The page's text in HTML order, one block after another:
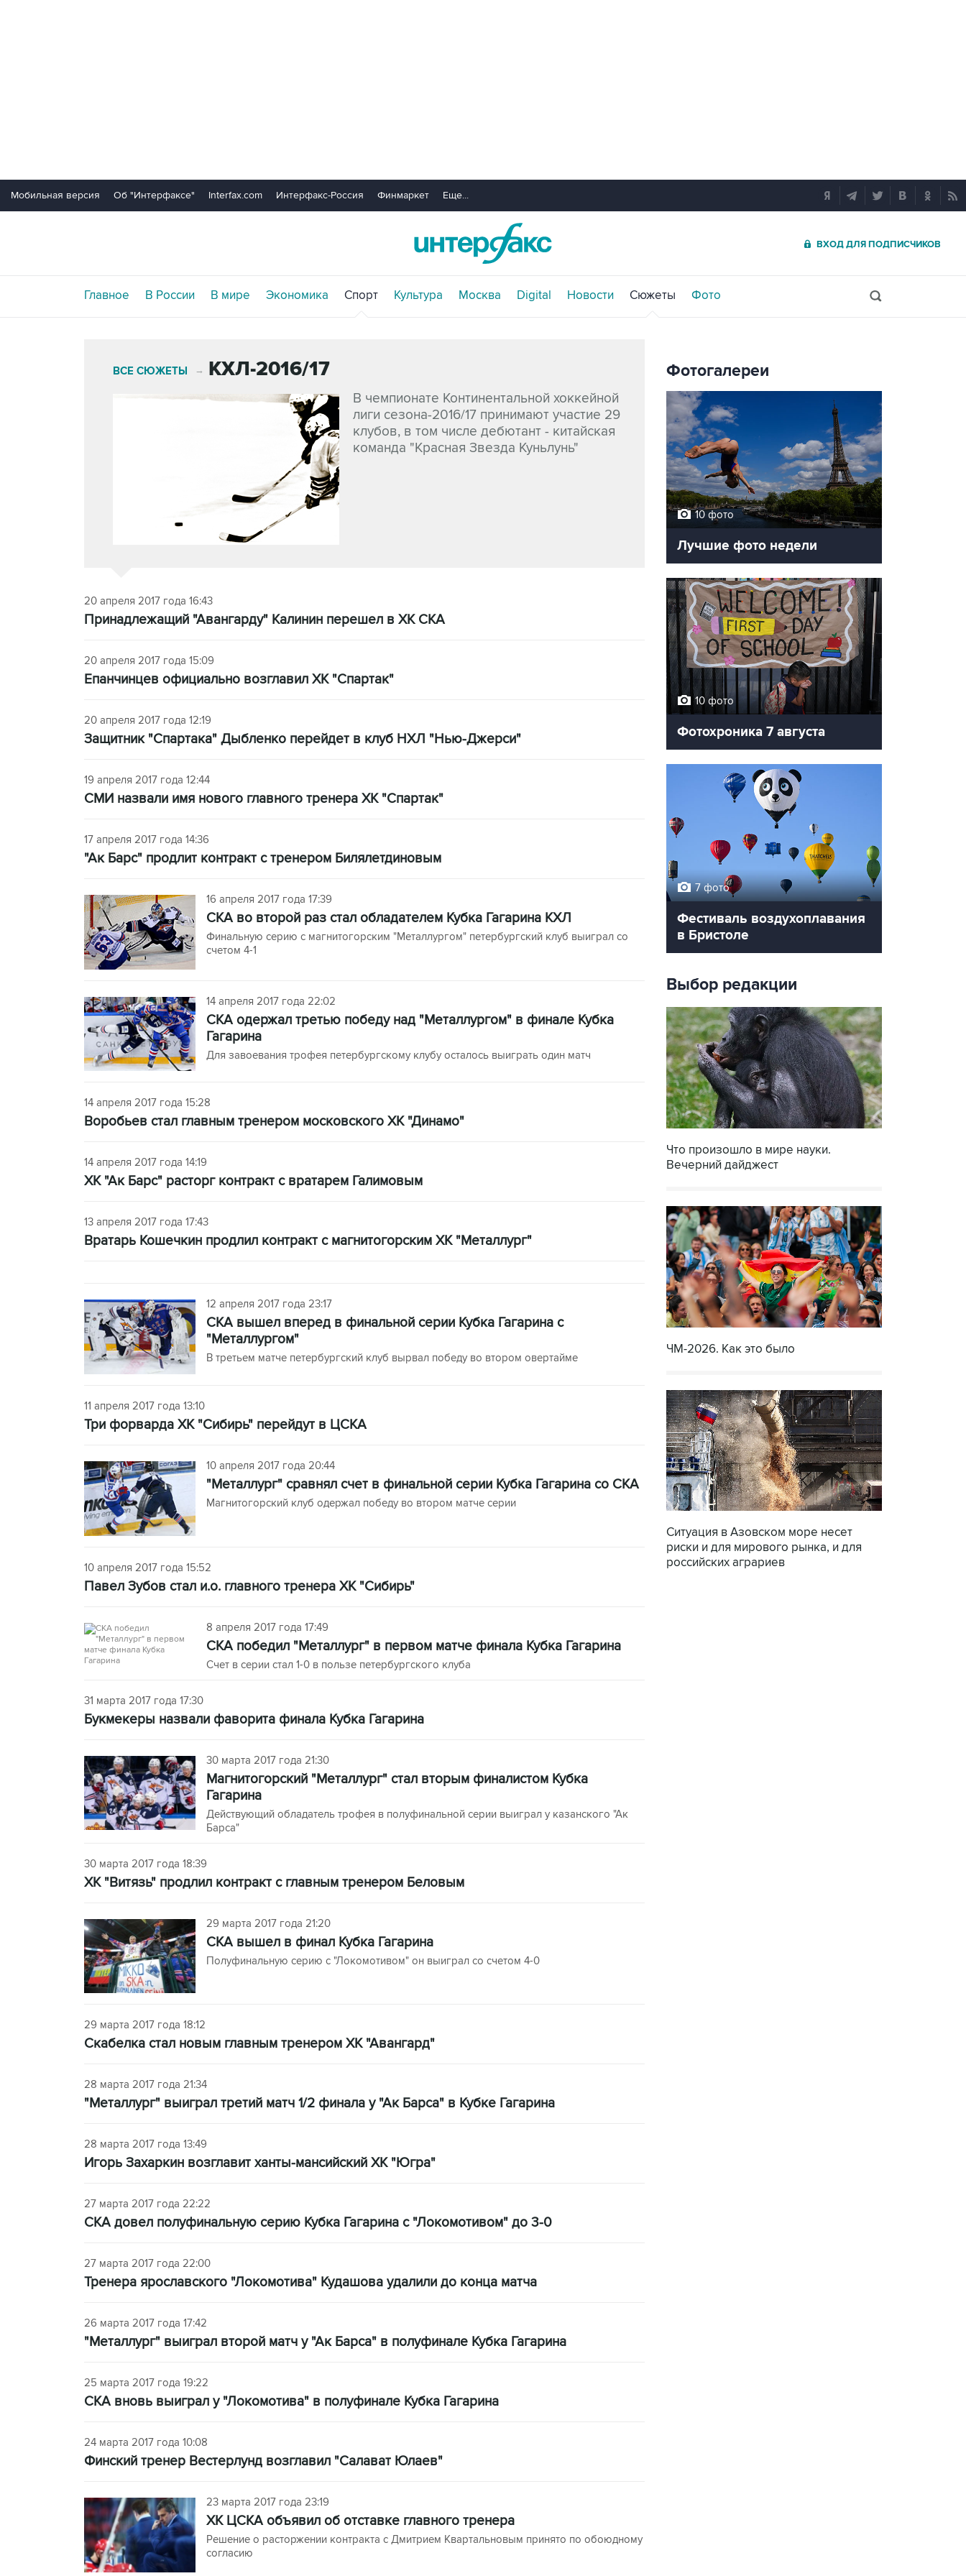
Мобильная версия Об "Интерфаксе" Interfax.com Интерфакс-Россия Финмаркет Еще...
ВХОД ДЛЯ ПОДПИСЧИКОВ
Главное В России В мире Экономика Спорт Культура Москва Digital Новости Сюжеты Фото
ВСЕ СЮЖЕТЫ → КХЛ-2016/17
В чемпионате Континентальной хоккейной
лиги сезона-2016/17 принимают участие 29
клубов, в том числе дебютант - китайская
команда "Красная Звезда Куньлунь"
20 апреля 2017 года 16:43
Принадлежащий "Авангарду" Калинин перешел в ХК СКА
20 апреля 2017 года 15:09
Епанчинцев официально возглавил ХК "Спартак"
20 апреля 2017 года 12:19
Защитник "Спартака" Дыбленко перейдет в клуб НХЛ "Нью-Джерси"
19 апреля 2017 года 12:44
СМИ назвали имя нового главного тренера ХК "Спартак"
17 апреля 2017 года 14:36
"Ак Барс" продлит контракт с тренером Билялетдиновым
16 апреля 2017 года 17:39
СКА во второй раз стал обладателем Кубка Гагарина КХЛ
Финальную серию с магнитогорским "Металлургом" петербургский клуб выиграл со
счетом 4-1
14 апреля 2017 года 22:02
СКА одержал третью победу над "Металлургом" в финале Кубка
Гагарина
Для завоевания трофея петербургскому клубу осталось выиграть один матч
14 апреля 2017 года 15:28
Воробьев стал главным тренером московского ХК "Динамо"
14 апреля 2017 года 14:19
ХК "Ак Барс" расторг контракт с вратарем Галимовым
13 апреля 2017 года 17:43
Вратарь Кошечкин продлил контракт с магнитогорским ХК "Металлург"
12 апреля 2017 года 23:17
СКА вышел вперед в финальной серии Кубка Гагарина с
"Металлургом"
В третьем матче петербургский клуб вырвал победу во втором овертайме
11 апреля 2017 года 13:10
Три форварда ХК "Сибирь" перейдут в ЦСКА
10 апреля 2017 года 20:44
"Металлург" сравнял счет в финальной серии Кубка Гагарина со СКА
Магнитогорский клуб одержал победу во втором матче серии
10 апреля 2017 года 15:52
Павел Зубов стал и.о. главного тренера ХК "Сибирь"
8 апреля 2017 года 17:49
СКА победил "Металлург" в первом матче финала Кубка Гагарина
Счет в серии стал 1-0 в пользе петербургского клуба
31 марта 2017 года 17:30
Букмекеры назвали фаворита финала Кубка Гагарина
30 марта 2017 года 21:30
Магнитогорский "Металлург" стал вторым финалистом Кубка
Гагарина
Действующий обладатель трофея в полуфинальной серии выиграл у казанского "Ак
Барса"
30 марта 2017 года 18:39
ХК "Витязь" продлил контракт с главным тренером Беловым
29 марта 2017 года 21:20
СКА вышел в финал Кубка Гагарина
Полуфинальную серию с "Локомотивом" он выиграл со счетом 4-0
29 марта 2017 года 18:12
Скабелка стал новым главным тренером ХК "Авангард"
28 марта 2017 года 21:34
"Металлург" выиграл третий матч 1/2 финала у "Ак Барса" в Кубке Гагарина
28 марта 2017 года 13:49
Игорь Захаркин возглавит ханты-мансийский ХК "Югра"
27 марта 2017 года 22:22
СКА довел полуфинальную серию Кубка Гагарина с "Локомотивом" до 3-0
27 марта 2017 года 22:00
Тренера ярославского "Локомотива" Кудашова удалили до конца матча
26 марта 2017 года 17:42
"Металлург" выиграл второй матч у "Ак Барса" в полуфинале Кубка Гагарина
25 марта 2017 года 19:22
СКА вновь выиграл у "Локомотива" в полуфинале Кубка Гагарина
24 марта 2017 года 10:08
Финский тренер Вестерлунд возглавил "Салават Юлаев"
23 марта 2017 года 23:19
ХК ЦСКА объявил об отставке главного тренера
Решение о расторжении контракта с Дмитрием Квартальновым принято по обоюдному
согласию
Фотогалереи
10 фото
Лучшие фото недели
10 фото
Фотохроника 7 августа
7 фото
Фестиваль воздухоплавания
в Бристоле
Выбор редакции
Что произошло в мире науки.
Вечерний дайджест
ЧМ-2026. Как это было
Ситуация в Азовском море несет
риски и для мирового рынка, и для
российских аграриев